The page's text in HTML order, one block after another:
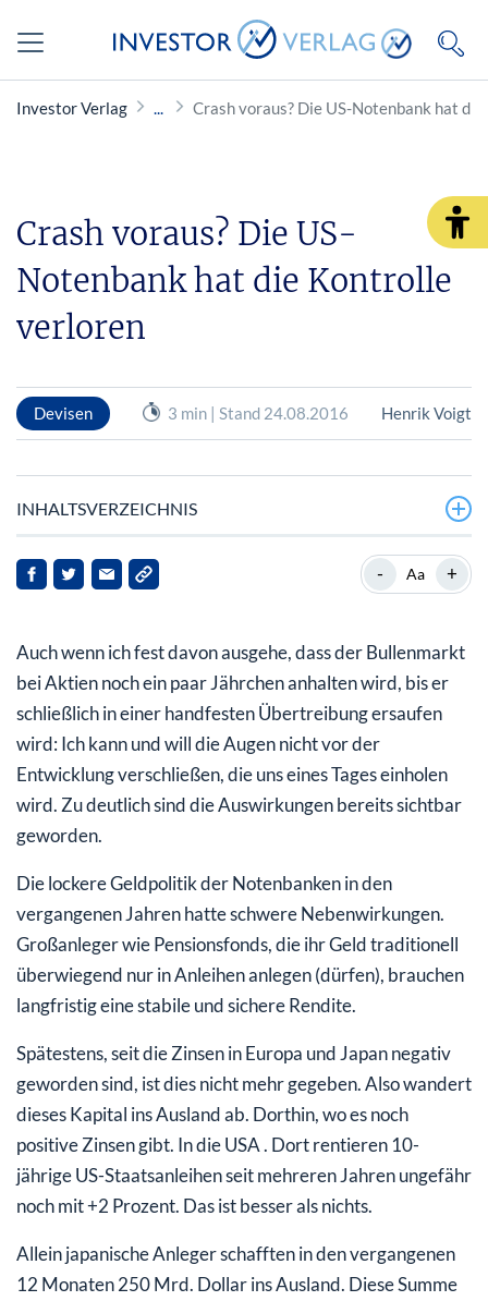
Investor Verlag Crash voraus? Die US-Notenbank hat
Crash voraus? Die US-
Notenbank hat die Kontrolle
verloren
Devisen 3 min | Stand 24.08.2016 Henrik Voigt
INHALTSVERZEICHNIS
Das japanische und europäische QE schwappen auf den
US-Markt über
Inverse Zinskurve droht
- Aa +
Auch wenn ich fest davon ausgehe, dass der Bullenmarkt
bei Aktien noch ein paar Jährchen anhalten wird, bis er
schließlich in einer handfesten Übertreibung ersaufen
wird: Ich kann und will die Augen nicht vor der
Entwicklung verschließen, die uns eines Tages einholen
wird. Zu deutlich sind die Auswirkungen bereits sichtbar
geworden.
Die lockere Geldpolitik der Notenbanken in den
vergangenen Jahren hatte schwere Nebenwirkungen.
Großanleger wie Pensionsfonds, die ihr Geld traditionell
überwiegend nur in Anleihen anlegen (dürfen), brauchen
langfristig eine stabile und sichere Rendite.
Spätestens, seit die Zinsen in Europa und Japan negativ
geworden sind, ist dies nicht mehr gegeben. Also wandert
dieses Kapital ins Ausland ab. Dorthin, wo es noch
positive Zinsen gibt. In die USA . Dort rentieren 10-
jährige US-Staatsanleihen seit mehreren Jahren ungefähr
noch mit +2 Prozent. Das ist besser als nichts.
Allein japanische Anleger schafften in den vergangenen
12 Monaten 250 Mrd. Dollar ins Ausland. Diese Summe